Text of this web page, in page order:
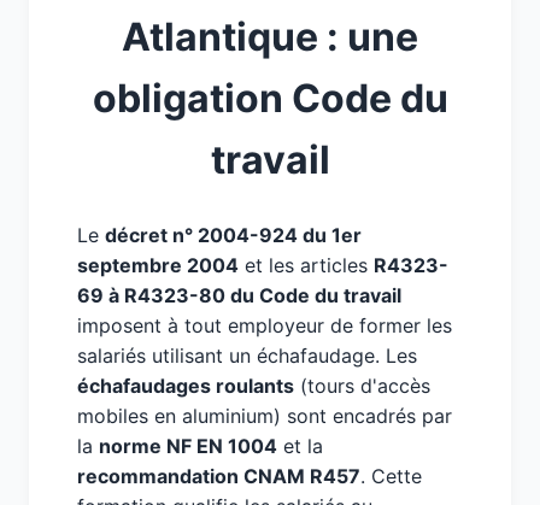
Atlantique : une
obligation Code du
travail
Le décret n° 2004-924 du 1er
septembre 2004 et les articles R4323-
69 à R4323-80 du Code du travail
imposent à tout employeur de former les
salariés utilisant un échafaudage. Les
échafaudages roulants (tours d'accès
mobiles en aluminium) sont encadrés par
la norme NF EN 1004 et la
recommandation CNAM R457. Cette